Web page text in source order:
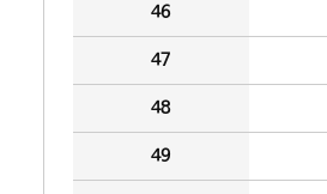
46
47
48
49